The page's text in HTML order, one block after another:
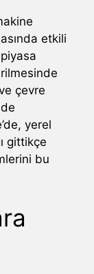
etkili
çevre
yerel
gittikçe
bu